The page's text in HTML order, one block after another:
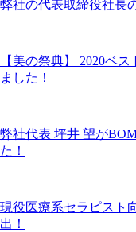
弊社の代表取締役社長
【美の祭典】 2020ベ
ました！
弊社代表 坪井 望が
た！
現役医療系セラピスト
出！